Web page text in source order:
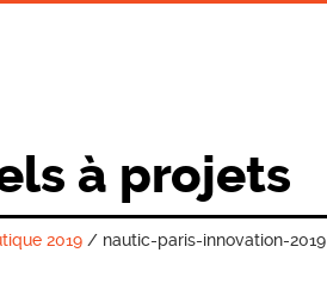
à projets
2019 / nautic-paris-innovation-2019